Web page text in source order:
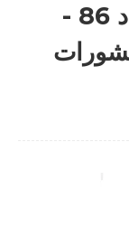
مجلة محكمة النقض - العدد 86 -